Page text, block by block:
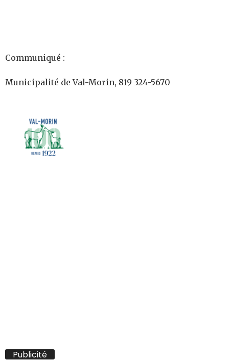
Communiqué :
Municipalité de Val-Morin, 819 324-5670
Publicité